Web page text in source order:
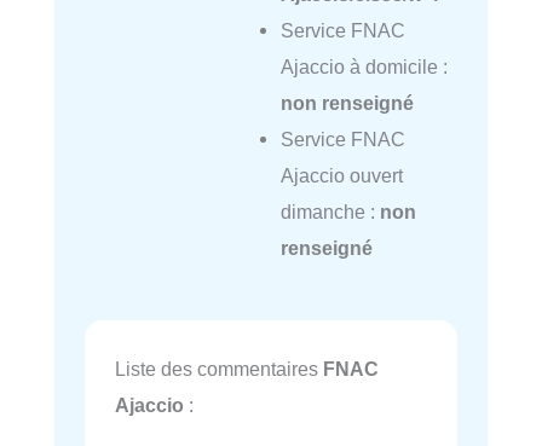
Service FNAC
Ajaccio à domicile :
non renseigné
Service FNAC
Ajaccio ouvert
dimanche : non
renseigné
Liste des commentaires FNAC
Ajaccio :